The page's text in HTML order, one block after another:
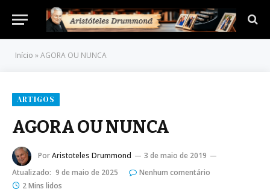
Início »AGORA OU NUNCA
ARTIGOS
AGORA OU NUNCA
PorAristoteles Drummond
3 de maio de 2019
Atualizado: 9 de maio de 2025
Nenhum comentário
2 Mins lidos